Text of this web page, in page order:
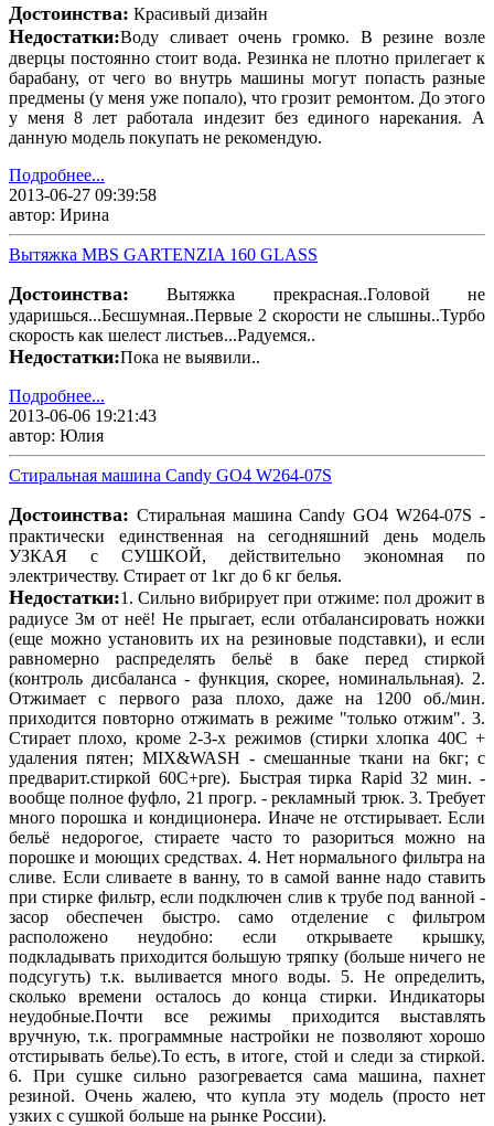
Достоинства: Красивый дизайн
Недостатки:Воду сливает очень громко. В резине возле
дверцы постоянно стоит вода. Резинка не плотно прилегает к
барабану, от чего во внутрь машины могут попасть разные
предмены (у меня уже попало), что грозит ремонтом. До этого
у меня 8 лет работала индезит без единого нарекания. А
данную модель покупать не рекомендую.
Подробнее...
2013-06-27 09:39:58
автор: Ирина
Вытяжка MBS GARTENZIA 160 GLASS
Достоинства: Вытяжка прекрасная..Головой не
ударишься...Бесшумная..Первые 2 скорости не слышны..Турбо
скорость как шелест листьев...Радуемся..
Недостатки:Пока не выявили..
Подробнее...
2013-06-06 19:21:43
автор: Юлия
Стиральная машина Candy GO4 W264-07S
Достоинства: Стиральная машина Candy GO4 W264-07S -
практически единственная на сегодняшний день модель
УЗКАЯ с СУШКОЙ, действительно экономная по
электричеству. Стирает от 1кг до 6 кг белья.
Недостатки:1. Сильно вибрирует при отжиме: пол дрожит в
радиусе 3м от неё! Не прыгает, если отбалансировать ножки
(еще можно установить их на резиновые подставки), и если
равномерно распределять бельё в баке перед стиркой
(контроль дисбаланса - функция, скорее, номинальльная). 2.
Отжимает с первого раза плохо, даже на 1200 об./мин.
приходится повторно отжимать в режиме "только отжим". 3.
Стирает плохо, кроме 2-3-х режимов (стирки хлопка 40С +
удаления пятен; MIX&WASH - смешанные ткани на 6кг; с
предварит.стиркой 60С+pre). Быстрая тирка Rapid 32 мин. -
вообще полное фуфло, 21 прогр. - рекламный трюк. 3. Требует
много порошка и кондиционера. Иначе не отстирывает. Если
бельё недорогое, стираете часто то разориться можно на
порошке и моющих средствах. 4. Нет нормального фильтра на
сливе. Если сливаете в ванну, то в самой ванне надо ставить
при стирке фильтр, если подключен слив к трубе под ванной -
засор обеспечен быстро. само отделение с фильтром
расположено неудобно: если открываете крышку,
подкладывать приходится большую тряпку (больше ничего не
подсугуть) т.к. выливается много воды. 5. Не определить,
сколько времени осталось до конца стирки. Индикаторы
неудобные.Почти все режимы приходится выставлять
вручную, т.к. программные настройки не позволяют хорошо
отстирывать белье).То есть, в итоге, стой и следи за стиркой.
6. При сушке сильно разогревается сама машина, пахнет
резиной. Очень жалею, что купла эту модель (просто нет
узких с сушкой больше на рынке России).